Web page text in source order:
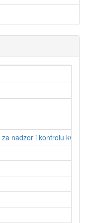
nadzor i kontrolu